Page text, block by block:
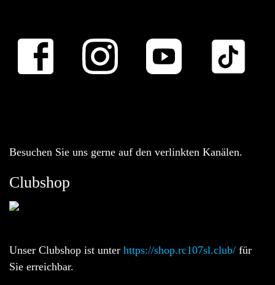
Besuchen Sie uns gerne auf den verlinkten Kanälen.
Clubshop
Unser Clubshop ist unter https://shop.rc107sl.club/ für
Sie erreichbar.